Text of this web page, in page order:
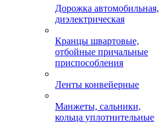
Дорожка автомобильная,
диэлектрическая
Кранцы швартовые,
отбойные причальные
приспособления
Ленты конвейерные
Манжеты, сальники,
кольца уплотнительные